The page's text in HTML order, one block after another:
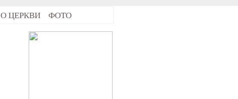
О ЦЕРКВИ ФОТО